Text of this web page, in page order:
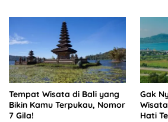
Tempat Wisata di Bali yang
Bikin Kamu Terpukau, Nomor
7 Gila!
Gak
Hati